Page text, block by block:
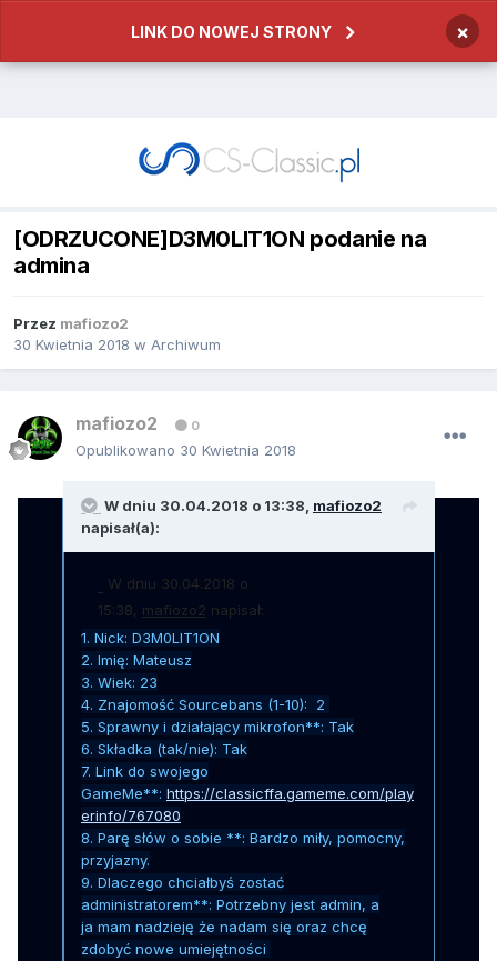
LINK DO NOWEJ STRONY ×
[ODRZUCONE]D3M0LIT1ON podanie na
admina
Przez mafiozo2
30 Kwietnia 2018 w Archiwum
mafiozo2 0
Opublikowano 30 Kwietnia 2018
W dniu 30.04.2018 o 13:38, mafiozo2
napisał(a):
W dniu 30.04.2018 o
15:38, mafiozo2 napisał:
1. Nick: D3M0LIT1ON
2. Imię: Mateusz
3. Wiek: 23
4. Znajomość Sourcebans (1-10): 2
5. Sprawny i działający mikrofon**: Tak
6. Składka (tak/nie): Tak
7. Link do swojego
GameMe**: https://classicffa.gameme.com/play
erinfo/767080
8. Parę słów o sobie **: Bardzo miły, pomocny,
przyjazny.
9. Dlaczego chciałbyś zostać
administratorem**: Potrzebny jest admin, a
ja mam nadzieję że nadam się oraz chcę
zdobyć nowe umiejętności